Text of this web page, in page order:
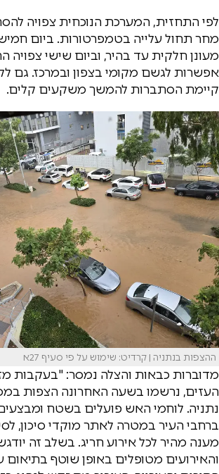
לפי התחזית, המערכת הנוכחית צפויה
מחר תחול עלייה בטמפרטורות. ביום
מעונן חלקית עד בהיר, וביום שישי
אפשרות לגשם מקומי בצפון ובמרכז. גם
קיימת הסתברות להמשך משקעים קלים.
ההצפות בנתניה | קרדיט: שימוש על פי סעיף 27א
מדוברות כבאות והצלה נמסר: "בעקבות
העזים, נרשמו בשעה האחרונה הצפות
נתניה. לוחמי האש פועלים בשטח ומבצעים
ברחבי העיר במטרה לאתר מוקדי סיכון,
מענה מהיר לכל אירוע חריג. בשלב זה
והאירועים מטופלים באופן שוטף בתיאום